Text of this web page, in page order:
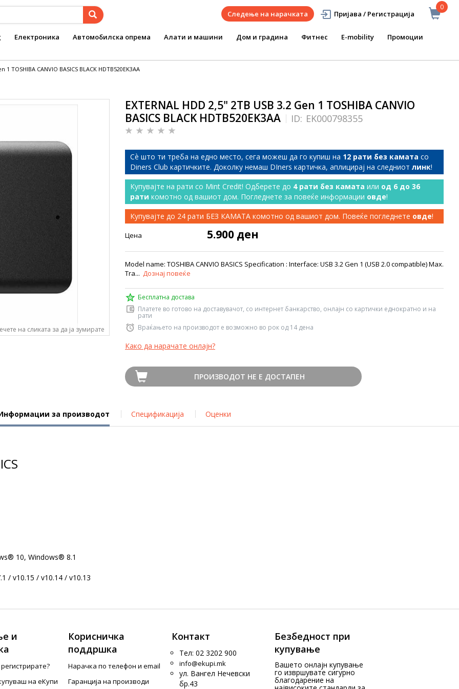
0
Следење на нарачката Пријава / Регистрација
Електроника Автомобилска опрема Алати и машини Дом и градина Фитнес E-mobility Промоции
1 TOSHIBA CANVIO BASICS BLACK HDTB520EK3AA
на сликата за да ја зумирате
EXTERNAL HDD 2,5" 2TB USB 3.2 Gen 1 TOSHIBA CANVIO
BASICS BLACK HDTB520EK3AA
ID: EK000798355
Сѐ што ти треба на едно место, сега можеш да го купиш на 12 рати без камата со
Diners Club картичките. Доколку немаш DIners картичка, аплицирај на следниот линк!
Купувајте на рати со Mint Credit! Одберете до 4 рати без камата или од 6 до 36
рати комотно од вашиот дом. Погледнете за повеќе информации овде!
Купувајте до 24 рати БЕЗ КАМАТА комотно од вашиот дом. Повеќе погледнете овде!
Цена 5.900 ден
Model name: TOSHIBA CANVIO BASICS Specification : Interface: USB 3.2 Gen 1 (USB 2.0 compatible) Max.
Tra... Дознај повеќе
Бесплатна достава
Платете во готово на доставувачот, со интернет банкарство, онлајн со картички еднократно и на
рати
Враќањето на производот е возможно во рок од 14 дена
Како да нарачате онлајн?
ПРОИЗВОДОТ НЕ Е ДОСТАПЕН
за производот Спецификација Оценки
10, Windows® 8.1
/ v10.15 / v10.14 / v10.13
и
на еКупи
Корисничка
поддршка
Нарачка по телефон и еmail
Гаранција на производи
Контакт
Тел: 02 3202 900
info@ekupi.mk
ул. Вангел Нечевски
бр.43
Безбедност при
купување
Вашето онлајн купување
го извршувате сигурно
благодарение на